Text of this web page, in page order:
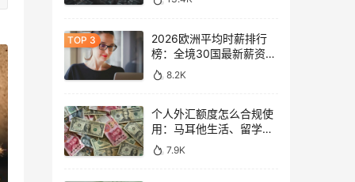
2026欧洲平均时薪排行
榜：全境30国最新薪资数
据大盘点
8.2K
个人外汇额度怎么合规使
用：马耳他生活、留学与
移民场景说明
7.9K